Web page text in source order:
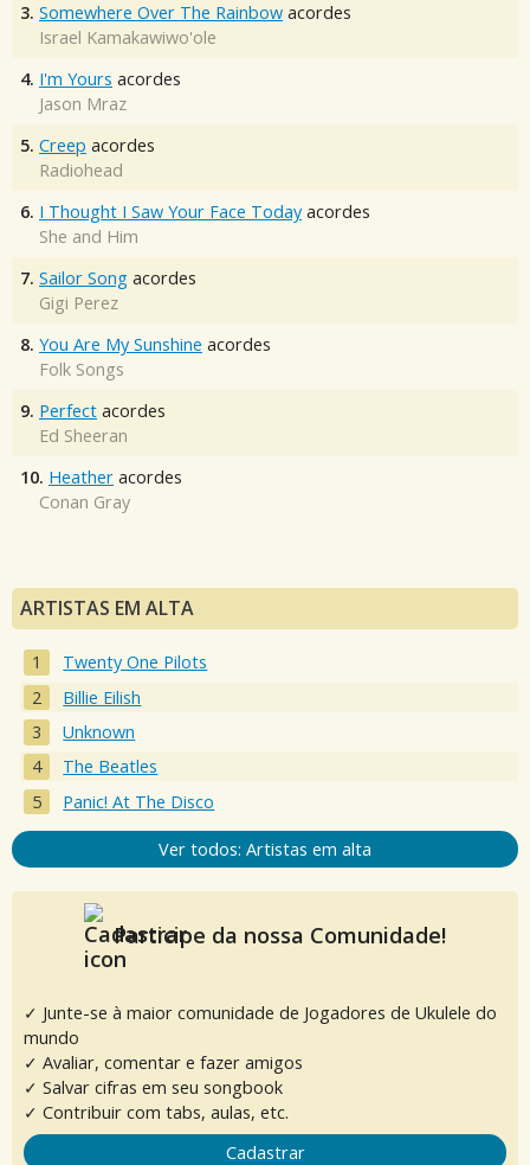
3. Somewhere Over The Rainbow acordes
Israel Kamakawiwo'ole
4. I'm Yours acordes
Jason Mraz
5. Creep acordes
Radiohead
6. I Thought I Saw Your Face Today acordes
She and Him
7. Sailor Song acordes
Gigi Perez
8. You Are My Sunshine acordes
Folk Songs
9. Perfect acordes
Ed Sheeran
10. Heather acordes
Conan Gray
ARTISTAS EM ALTA
Twenty One Pilots
Billie Eilish
Unknown
The Beatles
Panic! At The Disco
Ver todos: Artistas em alta
Participe da nossa Comunidade!
✓ Junte-se à maior comunidade de Jogadores de Ukulele do
mundo
✓ Avaliar, comentar e fazer amigos
✓ Salvar cifras em seu songbook
✓ Contribuir com tabs, aulas, etc.
Cadastrar